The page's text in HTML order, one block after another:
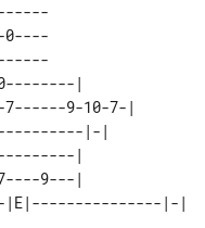
|
9-10-7-|
|-|
|
9---|